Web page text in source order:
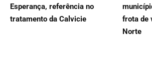
Esperança, referência no
tratamento da Calvicie
frota de
Norte